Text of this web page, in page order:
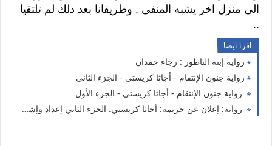
الى منزل اخر يشبه المنفى , وطريقانا بعد ذلك لم تلتقيا
..
اقرا ايضا
رواية إبنة الناطور : رجاء حمدان
رواية جنون الإنتقام - أجاثا كريستي - الجزء الثاني
رواية جنون الإنتقام - أجاثا كريستي - الجزء الأول
رواية: إعلان عن جريمة: أجاثا كريستي. الجزء الثاني إعداد وإشراف: رجاء حمدان.